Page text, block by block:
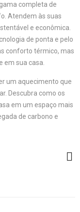
completa de
Atendem às suas
e econômica.
de ponta e pelo
conforto térmico, mas
em sua casa.
um aquecimento que
Descubra como os
em um espaço mais
de carbono e